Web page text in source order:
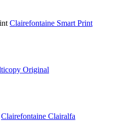
Clairefontaine Smart Print
Original
Clairefontaine Clairalfa